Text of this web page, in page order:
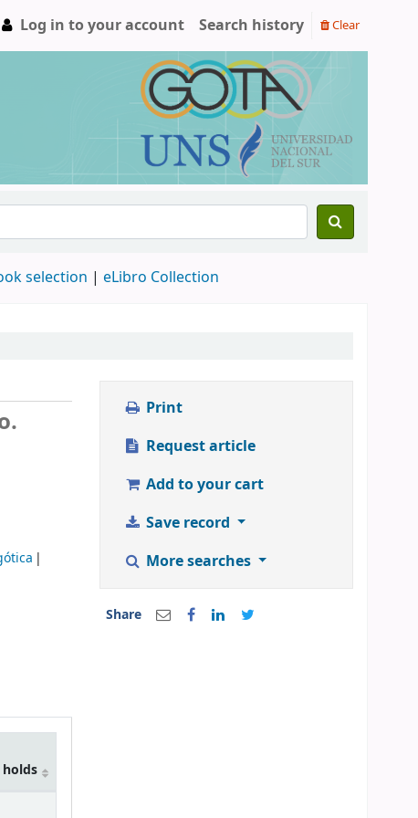
Log in to your account Search history Clear
selection | eLibro Collection
Print
Request article
Add to your cart
Save record
More searches
Share